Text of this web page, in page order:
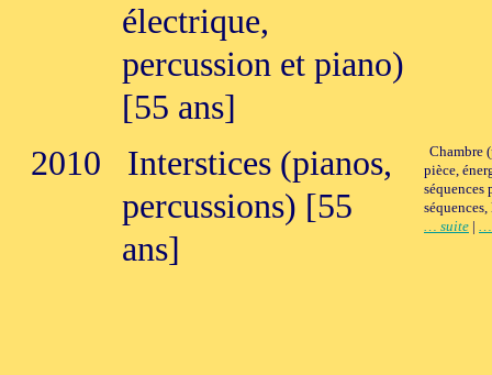
électrique,
percussion et piano)
[55 ans]
2010
Interstices (pianos,
percussions) [55
ans]
Chambre
pièce,
séquences
… suite | …